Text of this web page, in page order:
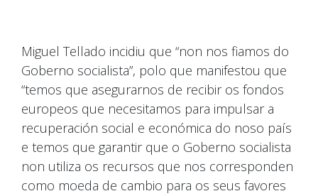
Miguel Tellado incidiu que “non nos fiamos do
Goberno socialista”, polo que manifestou que
“temos que asegurarnos de recibir os fondos
europeos que necesitamos para impulsar a
recuperación social e económica do noso país
e temos que garantir que o Goberno socialista
non utiliza os recursos que nos corresponden
como moeda de cambio para os seus favores